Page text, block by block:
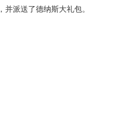
派送了德纳斯大礼包。